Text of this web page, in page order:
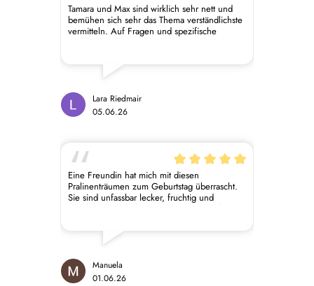
Tamara und Max sind wirklich sehr nett und
bemühen sich sehr das Thema verständlichste
vermitteln. Auf Fragen und spezifische
Probleme gehen Sie immer ein. Sehr zu
Produkte interessiert, aber auch für ein
generelles Verständnis für Zutaten und ihre
Lara Riedmair
05.06.26
Eine Freundin hat mich mit diesen
Pralinenträumen zum Geburtstag überrascht.
Sie sind unfassbar lecker, fruchtig und
gleichzeitig ganz leicht. Es ist ein Wunder,
Sie bekommen von mir 5 von 5 Sternen.
Manuela
01.06.26